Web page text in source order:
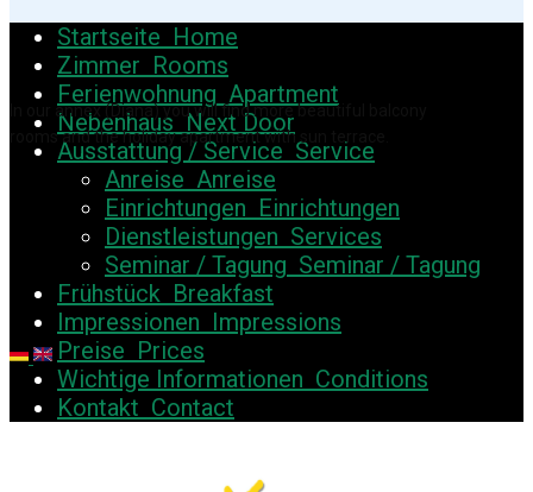
Startseite Home
Zimmer Rooms
Ferienwohnung Apartment
Nebenhaus Next Door
Ausstattung / Service Service
Anreise Anreise
Einrichtungen Einrichtungen
Dienstleistungen Services
Seminar / Tagung Seminar / Tagung
Frühstück Breakfast
Impressionen Impressions
Preise Prices
Wichtige Informationen Conditions
Kontakt Contact
In our annex (Diana) you will find more beautiful balcony
rooms and the holiday apartment with sun terrace.